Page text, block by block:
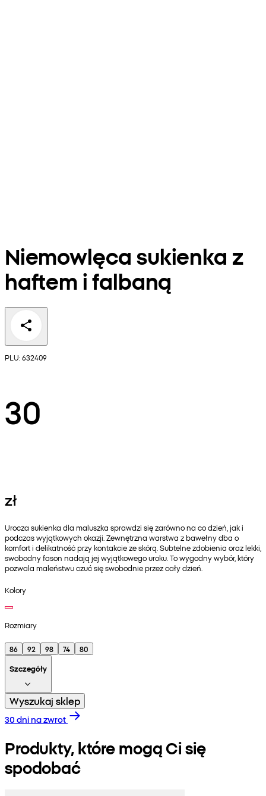
Niemowlęca sukienka z
haftem i falbaną
PLU: 632409
30
zł
Urocza sukienka dla maluszka sprawdzi się zarówno na co dzień, jak i
podczas wyjątkowych okazji. Zewnętrzna warstwa z bawełny dba o
komfort i delikatność przy kontakcie ze skórą. Subtelne zdobienia oraz lekki,
swobodny fason nadają jej wyjątkowego uroku. To wygodny wybór, który
pozwala maleństwu czuć się swobodnie przez cały dzień.
Kolory
Rozmiary
86 92 98 74
80
Szczegóły
Wyszukaj sklep
30 dni na zwrot
Produkty, które mogą Ci się
spodobać